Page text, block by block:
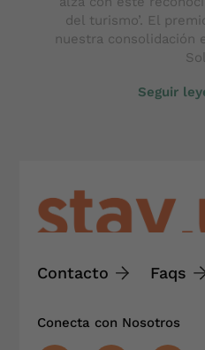
del turismo’. El
nuestra consolidación
Seguir
Contacto Faqs
Conecta con Nosotros